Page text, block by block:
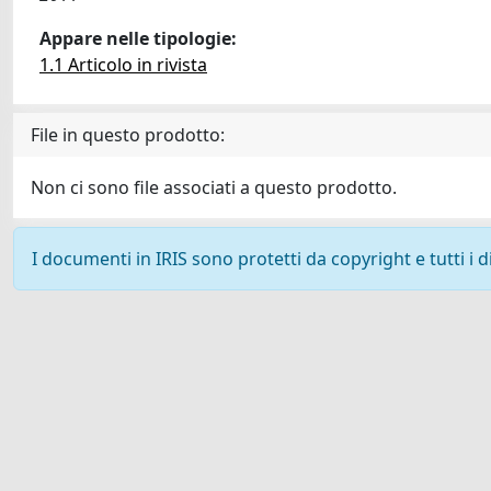
Appare nelle tipologie:
1.1 Articolo in rivista
File in questo prodotto:
Non ci sono file associati a questo prodotto.
I documenti in IRIS sono protetti da copyright e tutti i